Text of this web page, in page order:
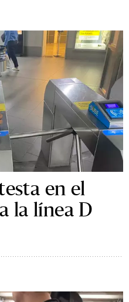
en el
la línea D